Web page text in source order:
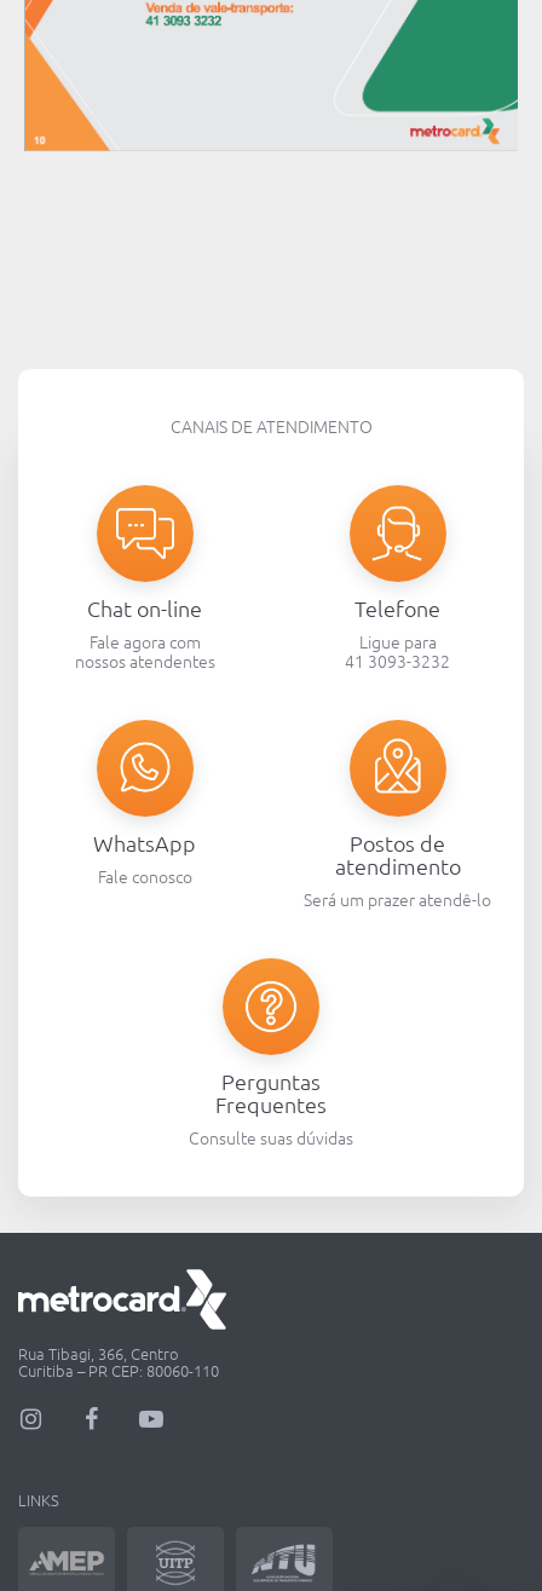
CANAIS DE ATENDIMENTO
Chat on-line
Fale agora com
nossos atendentes
Telefone
Ligue para
41 3093-3232
WhatsApp
Fale conosco
Postos de
atendimento
Será um prazer atendê-lo
Perguntas
Frequentes
Consulte suas dúvidas
Rua Tibagi, 366, Centro
Curitiba – PR CEP: 80060-110
LINKS